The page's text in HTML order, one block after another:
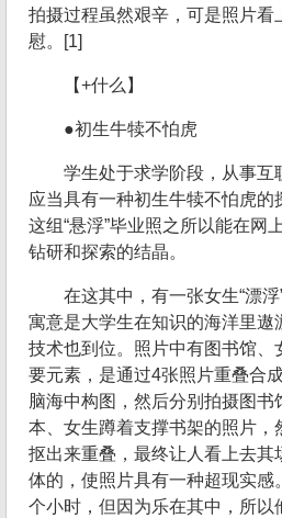
拍摄过程虽然艰辛，可是照片看
慰。[1]
【+什么】
●初生牛犊不怕虎
学生处于求学阶段，从事互
应当具有一种初生牛犊不怕虎的
这组“悬浮”毕业照之所以能在网
钻研和探索的结晶。
在这其中，有一张女生“漂
寓意是大学生在知识的海洋里遨
技术也到位。照片中有图书馆、
要元素，是通过4张照片重叠合
脑海中构图，然后分别拍摄图书
本、女生蹲着支撑书架的照片，
抠出来重叠，最终让人看上去其
体的，使照片具有一种超现实感
个小时，但因为乐在其中，所以